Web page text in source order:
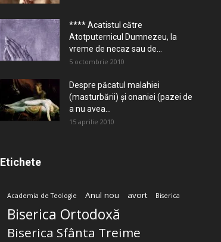
**** Acatistul către
Atotputernicul Dumnezeu, la
vreme de necaz sau de...
5 octombrie 2010
Despre păcatul malahiei
(masturbării) şi onaniei (pazei de
a nu avea...
15 aprilie 2010
Etichete
Academia de Teologie Anul nou avort Biserica
Biserica Ortodoxă
Biserica Sfânta Treime